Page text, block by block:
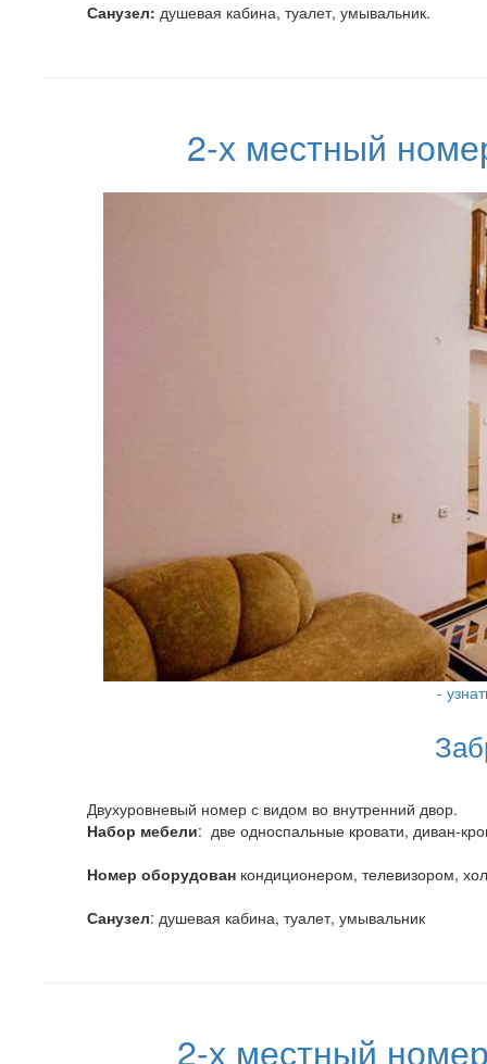
Санузел: душевая кабина, туалет, умывальник.
2-х местный
-
Двухуровневый номер с видом во внутренний двор.
Набор мебели: две односпальные кровати, диван-
Номер оборудован кондиционером, телевизором,
Санузел: душевая кабина, туалет, умывальник
2-х местный